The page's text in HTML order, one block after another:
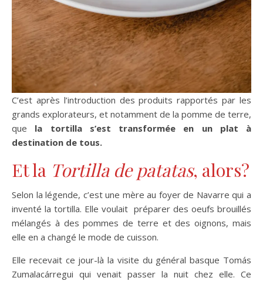
C’est après l’introduction des produits rapportés par les
grands explorateurs, et notamment de la pomme de terre,
que la tortilla s’est transformée en un plat à
destination de tous.
Et la Tortilla de patatas, alors?
Selon la légende, c’est une mère au foyer de Navarre qui a
inventé la tortilla. Elle voulait préparer des oeufs brouillés
mélangés à des pommes de terre et des oignons, mais
elle en a changé le mode de cuisson.
Elle recevait ce jour-là la visite du général basque Tomás
Zumalacárregui qui venait passer la nuit chez elle. Ce